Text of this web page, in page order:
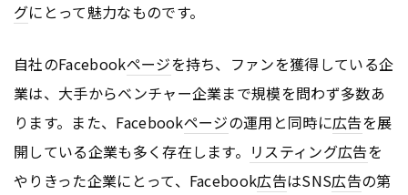
グにとって魅力なものです。
自社のFacebookページを持ち、ファンを獲得している企
業は、大手からベンチャー企業まで規模を問わず多数あ
ります。また、Facebookページの運用と同時に広告を展
開している企業も多く存在します。 リスティング広告を
やりきった企業にとって、Facebook広告はSNS広告の第